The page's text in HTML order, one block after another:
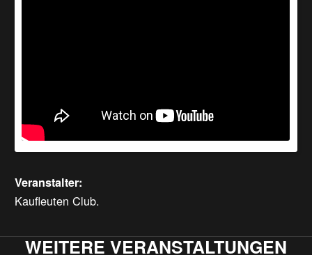
Veranstalter:
Kaufleuten Club.
WEITERE VERANSTALTUNGEN